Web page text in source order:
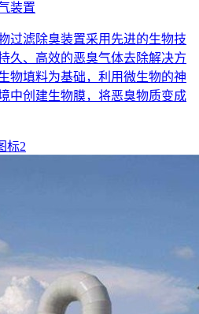
装置
过滤除臭装置采用先进的生物技
久、高效的恶臭气体去除解决方
物填料为基础，利用微生物的神
中创建生物膜，将恶臭物质变成